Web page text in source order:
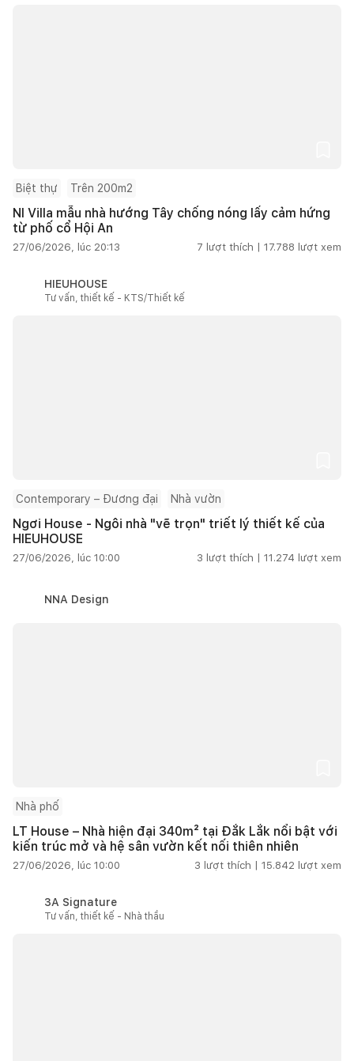
Biệt thự Trên 200m2
NI Villa mẫu nhà hướng Tây chống nóng lấy cảm hứng
từ phố cổ Hội An
27/06/2026, lúc 20:13 7 lượt thích | 17.788 lượt xem
HIEUHOUSE
Tư vấn, thiết kế - KTS/Thiết kế
Contemporary – Đương đại Nhà vườn
Ngơi House - Ngôi nhà "vẽ trọn" triết lý thiết kế của
HIEUHOUSE
27/06/2026, lúc 10:00 3 lượt thích | 11.274 lượt xem
NNA Design
Nhà phố
LT House – Nhà hiện đại 340m² tại Đắk Lắk nổi bật với
kiến trúc mở và hệ sân vườn kết nối thiên nhiên
27/06/2026, lúc 10:00 3 lượt thích | 15.842 lượt xem
3A Signature
Tư vấn, thiết kế - Nhà thầu